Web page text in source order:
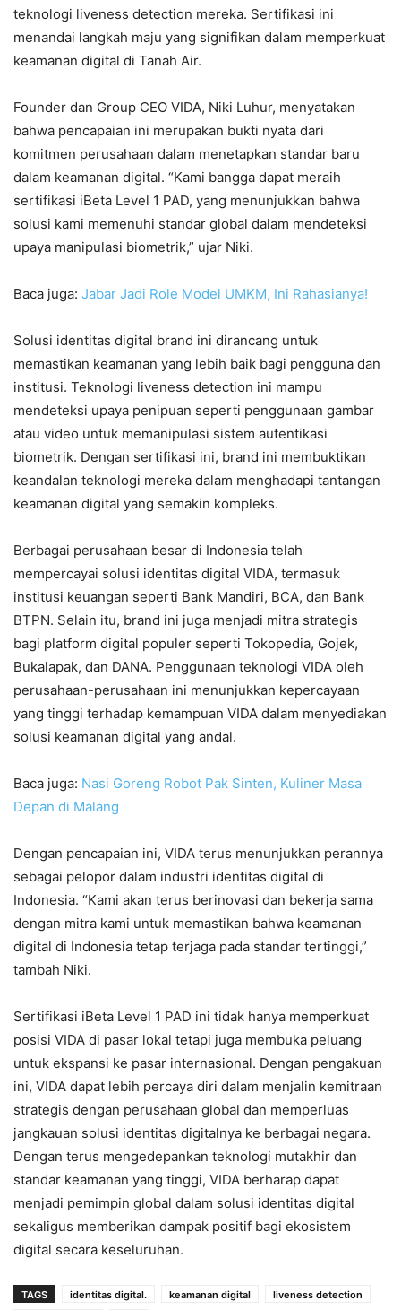
teknologi liveness detection mereka. Sertifikasi ini
menandai langkah maju yang signifikan dalam memperkuat
keamanan digital di Tanah Air.
Founder dan Group CEO VIDA, Niki Luhur, menyatakan
bahwa pencapaian ini merupakan bukti nyata dari
komitmen perusahaan dalam menetapkan standar baru
dalam keamanan digital. “Kami bangga dapat meraih
sertifikasi iBeta Level 1 PAD, yang menunjukkan bahwa
solusi kami memenuhi standar global dalam mendeteksi
upaya manipulasi biometrik,” ujar Niki.
Baca juga: Jabar Jadi Role Model UMKM, Ini Rahasianya!
Solusi identitas digital brand ini dirancang untuk
memastikan keamanan yang lebih baik bagi pengguna dan
institusi. Teknologi liveness detection ini mampu
mendeteksi upaya penipuan seperti penggunaan gambar
atau video untuk memanipulasi sistem autentikasi
biometrik. Dengan sertifikasi ini, brand ini membuktikan
keandalan teknologi mereka dalam menghadapi tantangan
keamanan digital yang semakin kompleks.
Berbagai perusahaan besar di Indonesia telah
mempercayai solusi identitas digital VIDA, termasuk
institusi keuangan seperti Bank Mandiri, BCA, dan Bank
BTPN. Selain itu, brand ini juga menjadi mitra strategis
bagi platform digital populer seperti Tokopedia, Gojek,
Bukalapak, dan DANA. Penggunaan teknologi VIDA oleh
perusahaan-perusahaan ini menunjukkan kepercayaan
yang tinggi terhadap kemampuan VIDA dalam menyediakan
solusi keamanan digital yang andal.
Baca juga: Nasi Goreng Robot Pak Sinten, Kuliner Masa
Depan di Malang
Dengan pencapaian ini, VIDA terus menunjukkan perannya
sebagai pelopor dalam industri identitas digital di
Indonesia. “Kami akan terus berinovasi dan bekerja sama
dengan mitra kami untuk memastikan bahwa keamanan
digital di Indonesia tetap terjaga pada standar tertinggi,”
tambah Niki.
Sertifikasi iBeta Level 1 PAD ini tidak hanya memperkuat
posisi VIDA di pasar lokal tetapi juga membuka peluang
untuk ekspansi ke pasar internasional. Dengan pengakuan
ini, VIDA dapat lebih percaya diri dalam menjalin kemitraan
strategis dengan perusahaan global dan memperluas
jangkauan solusi identitas digitalnya ke berbagai negara.
Dengan terus mengedepankan teknologi mutakhir dan
standar keamanan yang tinggi, VIDA berharap dapat
menjadi pemimpin global dalam solusi identitas digital
sekaligus memberikan dampak positif bagi ekosistem
digital secara keseluruhan.
TAGS identitas digital. keamanan digital
liveness detection